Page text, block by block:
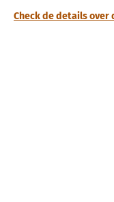
Check de details over